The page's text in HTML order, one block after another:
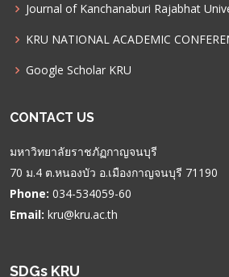
Journal of Kanchanaburi Rajabhat
KRU NATIONAL ACADEMIC
Google Scholar KRU
CONTACT US
มหาวิทยาลัยราชภัฏกาญจนบุรี
70 ม.4 ต.หนองบัว อ.เมืองกาญจนบุรี 71190
Phone: 034-534059-60
Email: kru@kru.ac.th
SDGs KRU